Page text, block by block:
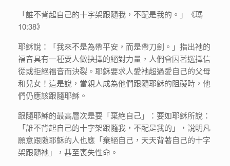
「誰不背起自己的十字架跟隨我，不配是我的。」《瑪
10:38》
耶穌說：「我來不是為帶平安，而是帶刀劍。」指出祂的
福音具有一種要人做抉擇的絕對力量，人們會因著選擇信
從或拒絕福音而決裂。耶穌要求人愛祂超過愛自己的父母
和兒女！這是說，當親人成為他們跟隨耶穌的阻礙時，他
們仍應該跟隨耶穌。
跟隨耶穌的最高層次是要「棄絶自己」：要如耶穌所說：
「誰不背起自己的十字架跟隨我，不配是我的」，說明凡
願意跟隨耶穌的人也應「棄絕自己，天天背著自己的十字
架跟隨祂」，甚至喪失性命。